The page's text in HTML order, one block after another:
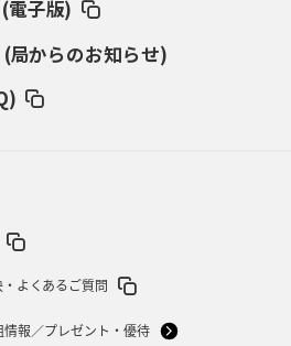
待
電子版)
局からのお知らせ)
よくあるご質問
情報／プレゼント・優待